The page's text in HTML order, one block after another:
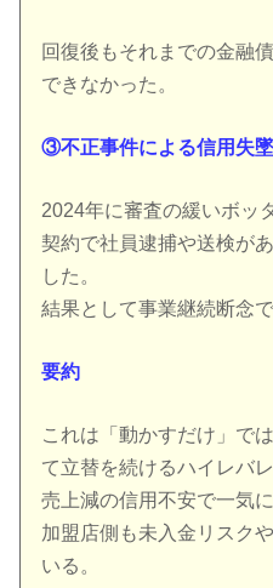
回復後もそれまでの金融
できなかった。
③不正事件による信用失墜
2024年に審査の緩いボッ
契約で社員逮捕や送検が
した。
結果として事業継続断念
要約
これは「動かすだけ」で
て立替を続けるハイレバ
売上減の信用不安で一気
加盟店側も未入金リスク
いる。